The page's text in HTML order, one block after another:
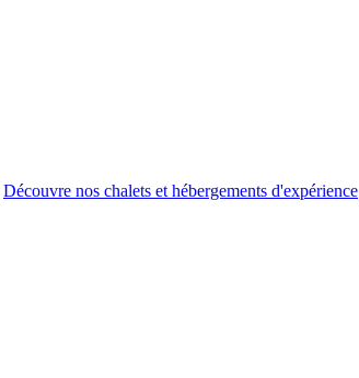
Découvre nos chalets et hébergements d'expérience